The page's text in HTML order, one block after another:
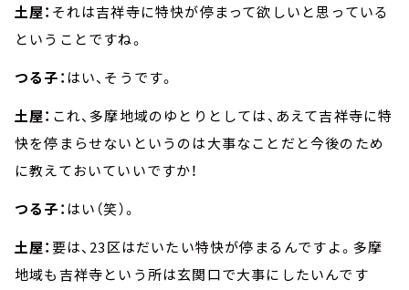
土屋： それは吉祥寺に特快が停まって欲しいと思っている
ということですね。
つる子： はい、そうです。
土屋： これ、多摩地域のゆとりとしては、あえて吉祥寺に特
快を停まらせないというのは大事なことだと今後のため
に教えておいていいですか！
つる子： はい（笑）。
土屋： 要は、23区はだいたい特快が停まるんですよ。多摩
地域も吉祥寺という所は玄関口で大事にしたいんです